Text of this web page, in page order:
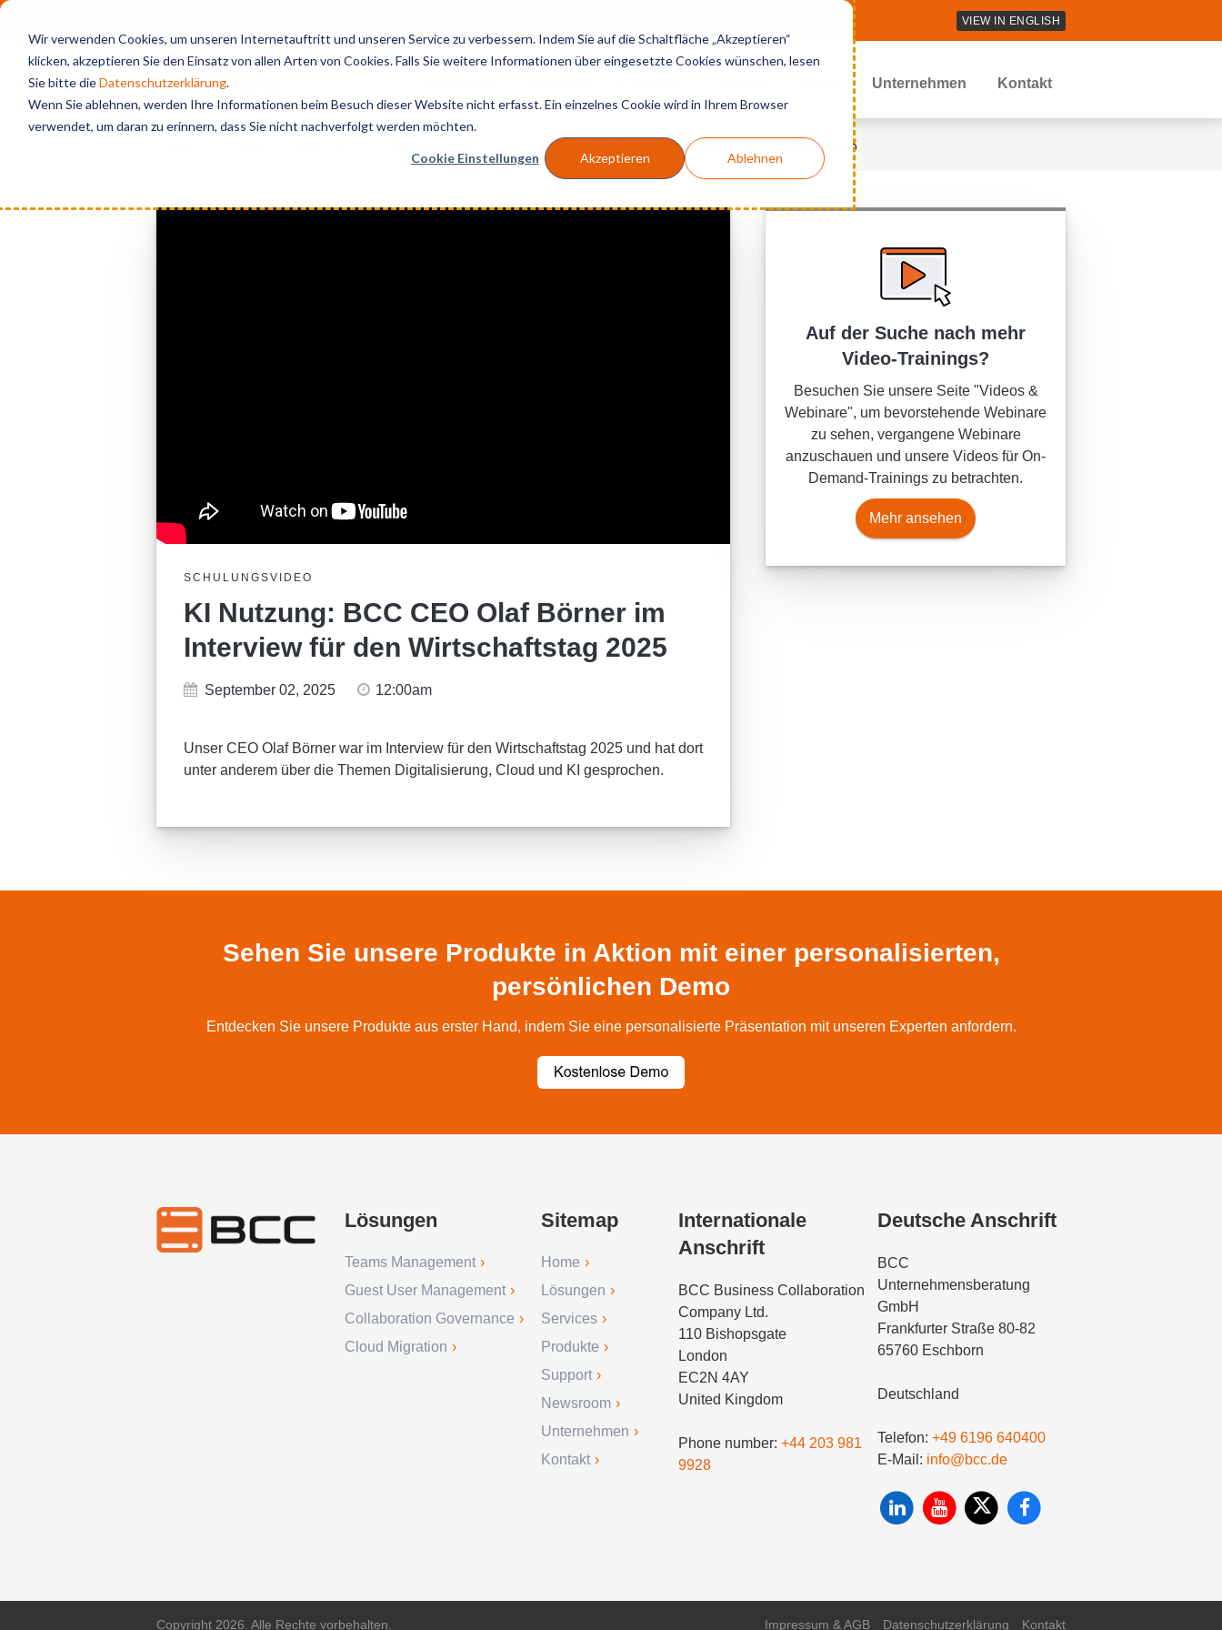
Wir verwenden Cookies, um unseren Internetauftritt und unseren Service zu verbessern. Indem Sie auf die Schaltfläche „Akzeptieren“
klicken, akzeptieren Sie den Einsatz von allen Arten von Cookies. Falls Sie weitere Informationen über eingesetzte Cookies wünschen, lesen
Sie bitte dieDatenschutzerklärung.
Wenn Sie ablehnen, werden Ihre Informationen beim Besuch dieser Website nicht erfasst. Ein einzelnes Cookie wird in Ihrem Browser
verwendet, um daran zu erinnern, dass Sie nicht nachverfolgt werden möchten.
Cookie Einstellungen Akzeptieren Ablehnen
VIEW IN ENGLISH
Unternehmen Kontakt
KI Nutzung: BCC CEO Olaf Börner im Interview für den Wirtschaftstag 2025
SCHULUNGSVIDEO
KI Nutzung: BCC CEO Olaf Börner im
Interview für den Wirtschaftstag 2025
September 02, 2025 12:00am
Unser CEO Olaf Börner war im Interview für den Wirtschaftstag 2025 und hat dort
unter anderem über die Themen Digitalisierung, Cloud und KI gesprochen.
Auf der Suche nach mehr
Video-Trainings?
Besuchen Sie unsere Seite "Videos &
Webinare", um bevorstehende Webinare
zu sehen, vergangene Webinare
anzuschauen und unsere Videos für On-
Demand-Trainings zu betrachten.
Mehr ansehen
Sehen Sie unsere Produkte in Aktion mit einer personalisierten,
persönlichen Demo
Entdecken Sie unsere Produkte aus erster Hand, indem Sie eine personalisierte Präsentation mit unseren Experten anfordern.
Lösungen
Teams Management
Guest User Management
Collaboration Governance
Cloud Migration
Sitemap
Home
Lösungen
Services
Produkte
Support
Newsroom
Unternehmen
Kontakt
Internationale
Anschrift
BCC Business Collaboration
Company Ltd.
110 Bishopsgate
London
EC2N 4AY
United Kingdom
Phone number: +44 203 981
9928
Deutsche Anschrift
BCC
Unternehmensberatung
GmbH
Frankfurter Straße 80-82
65760 Eschborn
Deutschland
Telefon:+49 6196 640400
E-Mail: info@bcc.de
Copyright 2026. Alle Rechte vorbehalten. Impressum & AGB Datenschutzerklärung Kontakt